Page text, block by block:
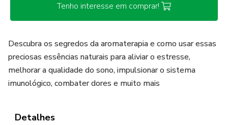
Tenho interesse em comprar!
Descubra os segredos da aromaterapia e como usar essas
preciosas essências naturais para aliviar o estresse,
melhorar a qualidade do sono, impulsionar o sistema
imunológico, combater dores e muito mais
Detalhes